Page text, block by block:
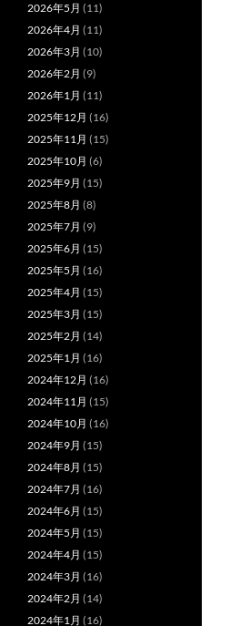
2026年5月 (11)
2026年4月 (11)
2026年3月 (10)
2026年2月 (9)
2026年1月 (11)
2025年12月 (16)
2025年11月 (15)
2025年10月 (6)
2025年9月 (15)
2025年8月 (8)
2025年7月 (9)
2025年6月 (15)
2025年5月 (16)
2025年4月 (15)
2025年3月 (15)
2025年2月 (14)
2025年1月 (16)
2024年12月 (16)
2024年11月 (15)
2024年10月 (16)
2024年9月 (15)
2024年8月 (15)
2024年7月 (16)
2024年6月 (15)
2024年5月 (15)
2024年4月 (15)
2024年3月 (16)
2024年2月 (14)
2024年1月 (16)